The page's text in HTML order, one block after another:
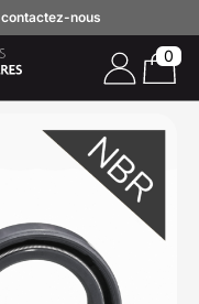
contactez-nous
0